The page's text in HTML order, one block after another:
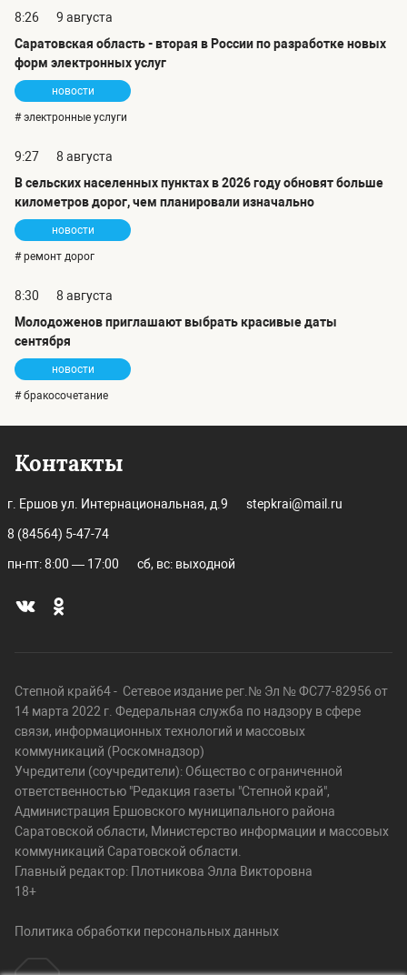
8:26
9 августа
Саратовская область - вторая в России по разработке новых
форм электронных услуг
новости
# электронные услуги
9:27
8 августа
В сельских населенных пунктах в 2026 году обновят больше
километров дорог, чем планировали изначально
новости
# ремонт дорог
8:30
8 августа
Молодоженов приглашают выбрать красивые даты
сентября
новости
# бракосочетание
Контакты
г. Ершов ул. Интернациональная, д.9 stepkrai@mail.ru
8 (84564) 5-47-74
пн-пт: 8:00 — 17:00 сб, вс: выходной
Степной край64 - Сетевое издание рег.№ Эл № ФС77-82956 от
14 марта 2022 г. Федеральная служба по надзору в сфере
связи, информационных технологий и массовых
коммуникаций (Роскомнадзор)
Учредители (соучредители): Общество с ограниченной
ответственностью "Редакция газеты "Степной край",
Администрация Ершовского муниципального района
Саратовской области, Министерство информации и массовых
коммуникаций Саратовской области.
Главный редактор: Плотникова Элла Викторовна
18+
Политика обработки персональных данных